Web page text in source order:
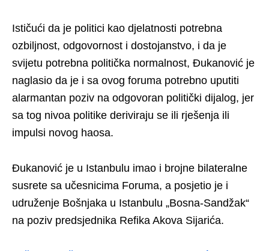
Ističući da je politici kao djelatnosti potrebna
ozbiljnost, odgovornost i dostojanstvo, i da je
svijetu potrebna politička normalnost, Đukanović je
naglasio da je i sa ovog foruma potrebno uputiti
alarmantan poziv na odgovoran politički dijalog, jer
sa tog nivoa politike deriviraju se ili rješenja ili
impulsi novog haosa.
Đukanović je u Istanbulu imao i brojne bilateralne
susrete sa učesnicima Foruma, a posjetio je i
udruženje Bošnjaka u Istanbulu „Bosna-Sandžak“
na poziv predsjednika Refika Akova Sijarića.